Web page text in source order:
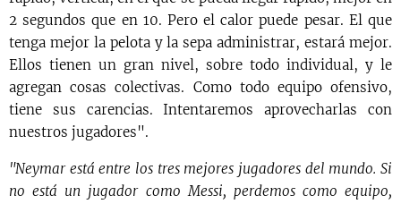
2 segundos que en 10. Pero el calor puede pesar. El que
tenga mejor la pelota y la sepa administrar, estará mejor.
Ellos tienen un gran nivel, sobre todo individual, y le
agregan cosas colectivas. Como todo equipo ofensivo,
tiene sus carencias. Intentaremos aprovecharlas con
nuestros jugadores".
"Neymar está entre los tres mejores jugadores del mundo. Si
no está un jugador como Messi, perdemos como equipo,